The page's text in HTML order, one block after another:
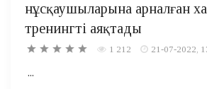
нұсқаушыларына арналған
тренингті аяқтады
1 212 21-07-2022,
...